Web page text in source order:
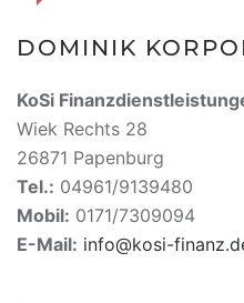
DOMINIK
KoSi
Wiek Rechts 28
26871 Papenburg
Tel.: 04961/9139480
Mobil: 0171/7309094
E-Mail: info@kosi-